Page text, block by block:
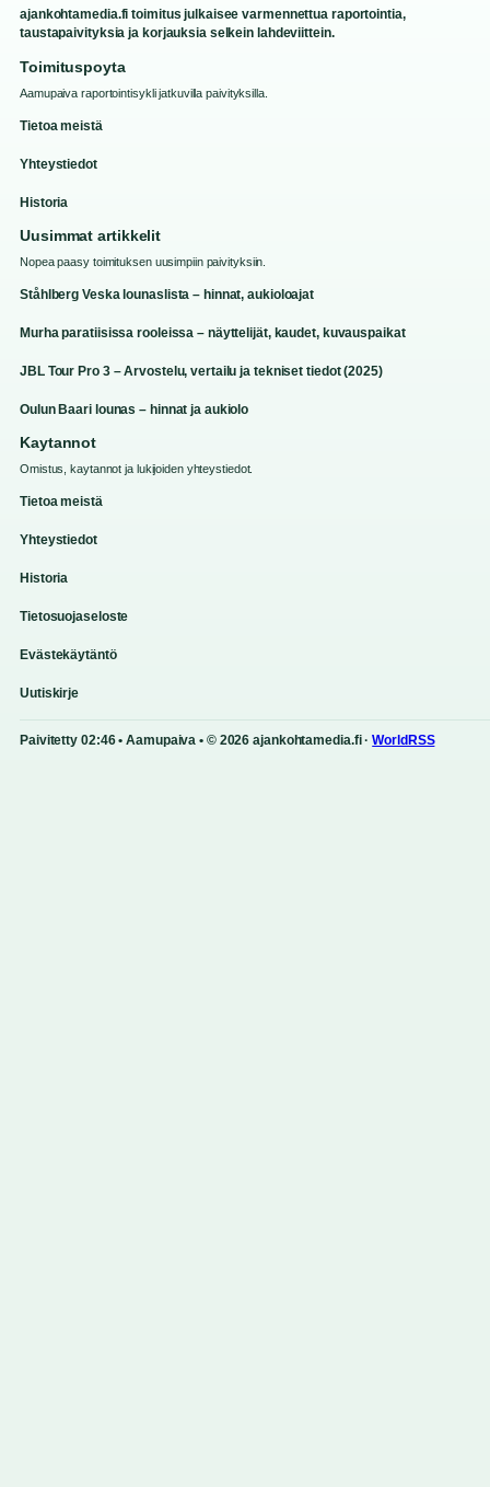
ajankohtamedia.fi toimitus julkaisee varmennettua raportointia,
taustapaivityksia ja korjauksia selkein lahdeviittein.
Toimituspoyta
Aamupaiva raportointisykli jatkuvilla paivityksilla.
Tietoa meistä
Yhteystiedot
Historia
Uusimmat artikkelit
Nopea paasy toimituksen uusimpiin paivityksiin.
Ståhlberg Veska lounaslista – hinnat, aukioloajat
Murha paratiisissa rooleissa – näyttelijät, kaudet, kuvauspaikat
JBL Tour Pro 3 – Arvostelu, vertailu ja tekniset tiedot (2025)
Oulun Baari lounas – hinnat ja aukiolo
Kaytannot
Omistus, kaytannot ja lukijoiden yhteystiedot.
Tietoa meistä
Yhteystiedot
Historia
Tietosuojaseloste
Evästekäytäntö
Uutiskirje
Paivitetty 02:46 • Aamupaiva • © 2026 ajankohtamedia.fi ·WorldRSS